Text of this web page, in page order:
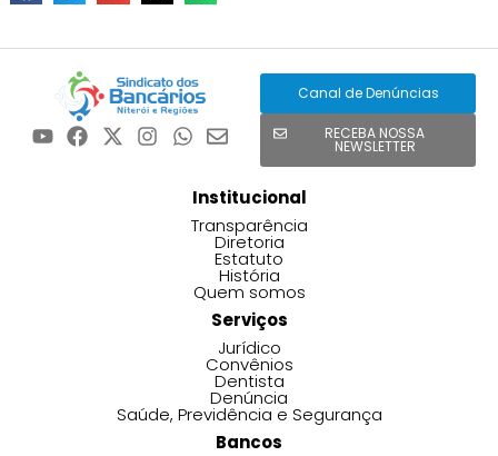
Canal de Denúncias
RECEBA NOSSA
NEWSLETTER
Institucional
Transparência
Diretoria
Estatuto
História
Quem somos
Serviços
Jurídico
Convênios
Dentista
Denúncia
Saúde, Previdência e Segurança
Bancos